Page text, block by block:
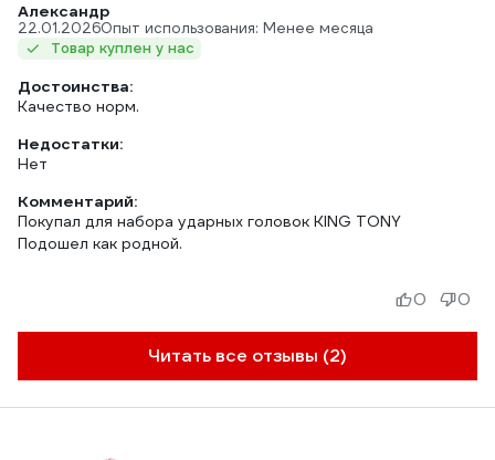
Александр
22.01.2026Опыт использования: Менее месяца
Товар куплен у нас
Достоинства:
Качество норм.
Недостатки:
Нет
Комментарий:
Покупал для набора ударных головок KING TONY
Подошел как родной.
Читать все отзывы (2)
0 0